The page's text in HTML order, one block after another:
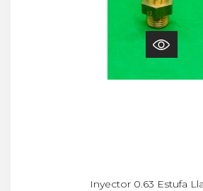
Inyector 0.63 Estufa